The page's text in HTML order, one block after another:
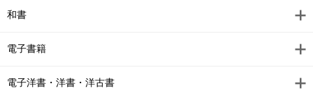
和書
電子書籍
電子洋書・洋書・洋古書